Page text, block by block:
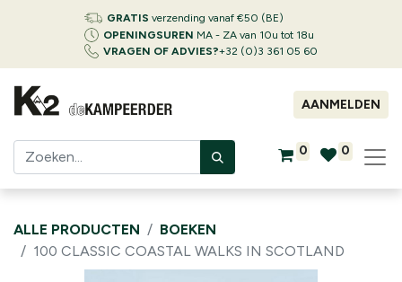
GRATIS verzending vanaf €50 (BE)
OPENINGSUREN MA - ZA van 10u tot 18u
VRAGEN OF ADVIES?+32 (0)3 361 05 60
AANMELDEN
0 0
ALLE PRODUCTEN
BOEKEN
100 CLASSIC COASTAL WALKS IN SCOTLAND